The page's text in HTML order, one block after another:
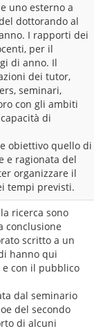
uno esterno a
dottorando al
I rapporti dei
per il
di anno. Il
dei tutor,
seminari,
con gli ambiti
di
obiettivo quello di
e ragionata del
organizzare il
tempi previsti.
ricerca sono
conclusione
scritto a un
hanno qui
e con il pubblico
dal seminario
del secondo
di alcuni